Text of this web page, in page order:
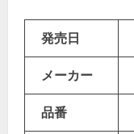
発売日
メーカー
品番